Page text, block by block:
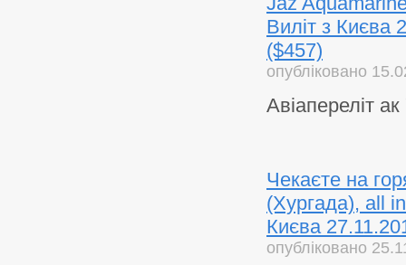
Виліт з Києва
($457)
опубліковано
Авіапереліт
Чекаєте на
(Хургада), all
Києва
опубліковано